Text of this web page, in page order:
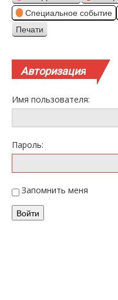
Специальное событие
Просмотр
Печати
Авторизация
Имя пользователя:
Пароль:
Запомнить меня
Войти